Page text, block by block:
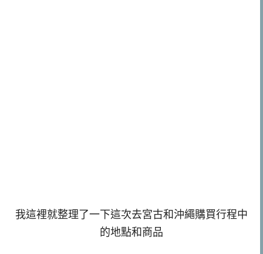
我這裡就整理了一下這次去宮古和沖繩購買行程中
的地點和商品